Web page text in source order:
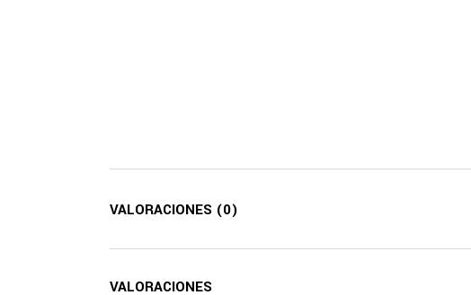
VALORACIONES (0)
VALORACIONES